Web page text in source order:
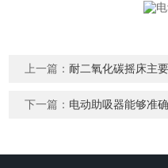
上一篇：耐二氧化碳摇床主
下一篇： 电动助吸器能够准